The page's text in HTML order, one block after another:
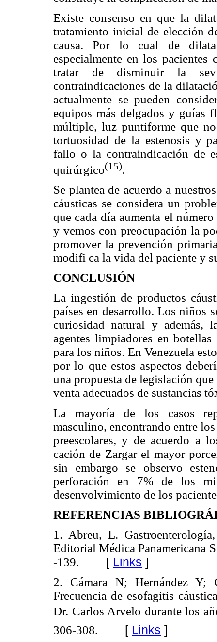
Existe consenso en que la
tratamiento inicial de elección
causa. Por lo cual de
especialmente en los
tratar de disminuir la
contraindicaciones de la
actualmente se pueden
equipos más delgados y guías
múltiple, luz puntiforme que
tortuosidad de la estenosis y
fallo o la contraindicación de
quirúrgico(15).
Se plantea de acuerdo a
cáusticas se considera un
que cada día aumenta el
y vemos con preocupación la
promover la prevención
modifi ca la vida del paciente y
CONCLUSIÓN
La ingestión de productos
países en desarrollo. Los niños
curiosidad natural y además,
agentes limpiadores en
para los niños. En Venezuela
por lo que estos aspectos
una propuesta de legislación
venta adecuados de sustancias
La mayoría de los casos
masculino, encontrando entre
preescolares, y de acuerdo a
cación de Zargar el mayor
sin embargo se observo
perforación en 7% de los
desenvolvimiento de los
REFERENCIAS
1. Abreu, L.
Editorial Médica Panamericana
-139. [ Links ]
2. Cámara N; Hernández Y;
Frecuencia de esofagitis
Dr. Carlos Arvelo durante los
306-308. [ Links ]